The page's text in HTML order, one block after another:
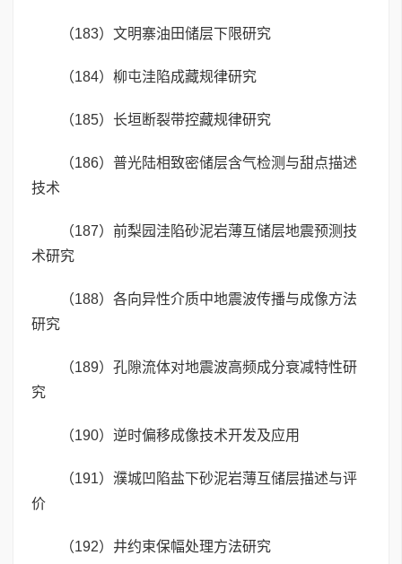
（183）文明寨油田储层下限研究
（184）柳屯洼陷成藏规律研究
（185）长垣断裂带控藏规律研究
（186）普光陆相致密储层含气检测与甜点描述
技术
（187）前梨园洼陷砂泥岩薄互储层地震预测技
术研究
（188）各向异性介质中地震波传播与成像方法
研究
（189）孔隙流体对地震波高频成分衰减特性研
究
（190）逆时偏移成像技术开发及应用
（191）濮城凹陷盐下砂泥岩薄互储层描述与评
价
（192）井约束保幅处理方法研究